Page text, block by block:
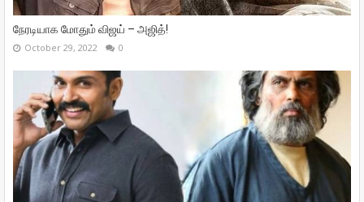
நேரடியாக மோதும் விஜய் – அஜித்!
October 29, 2022 0